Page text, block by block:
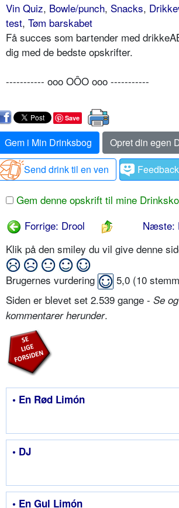
Vin Quiz, Bowle/punch, Snacks,
test, Tøm barskabet
Få succes som bartender med
dig med de bedste opskrifter.
----------- ooo OÔO ooo -----------
Save
Gem i Min Drinksbog
Opret din egen
Send drink til en ven
Feedback
Gem denne opskrift til mine
Forrige: Drool
Næste:
Klik på den smiley du vil give denne
Brugernes vurdering 5,0 (10
Siden er blevet set 2.539 gange - Se
kommentarer herunder.
• En Rød Limón
• DJ
• En Gul Limón